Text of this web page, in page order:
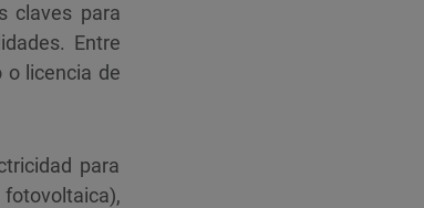
claves para
Entre
o licencia de
para